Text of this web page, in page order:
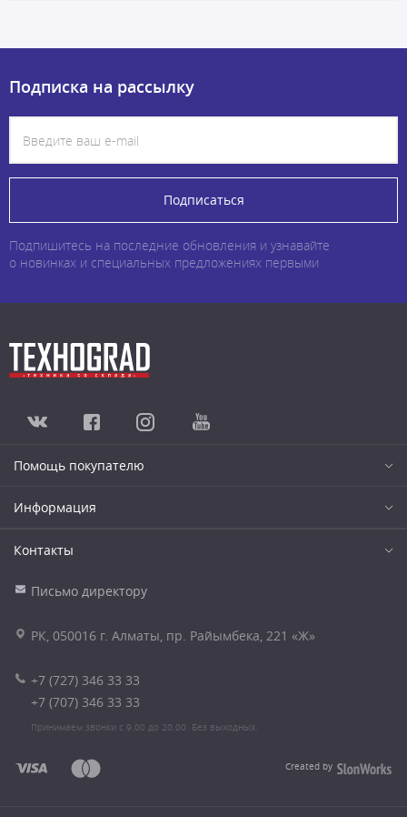
Подписка на рассылку
Подписаться
Подпишитесь на последние обновления и узнавайте
о новинках и специальных предложениях первыми
Помощь покупателю
Информация
Контакты
Письмо директору
РК, 050016 г. Алматы, пр. Райымбека, 221 «Ж»
+7 (727) 346 33 33
+7 (707) 346 33 33
Принимаем звонки с 9.00 до 20.00. Без выходных.
Created by